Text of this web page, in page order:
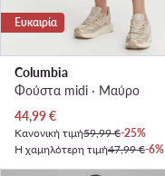
Ευκαιρία
Columbia
Φούστα midi · Μαύρο
Τρέχουσα τιμή
44,99€
Κανονική τιμή59,99 €-25%
Η χαμηλότερη τιμή47,99 €-6%